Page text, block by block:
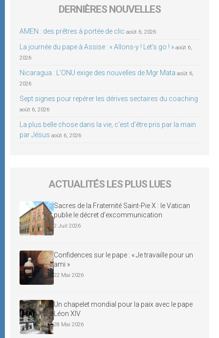
DERNIÈRES NOUVELLES
AMEN : des prêtres à portée de clic août 6, 2026
La journée du pape à Assise : « Allons-y ! Let’s go ! » août 6,
2026
Nicaragua : L’ONU exige des nouvelles de Mgr Mata août 6,
2026
Sept signes pour repérer les dérives sectaires du coaching
août 6, 2026
La plus belle chose dans la vie, c’est d’être pris par la main
par Jésus août 6, 2026
ACTUALITÉS LES PLUS LUES
Sacres de la Fraternité Saint-Pie X : le Vatican
publie le décret d’excommunication
2 Juil 2026
Confidences sur le pape : « Je travaille pour un
ami »
22 Mai 2026
Un chapelet mondial pour la paix avec le pape
Léon XIV
28 Mai 2026